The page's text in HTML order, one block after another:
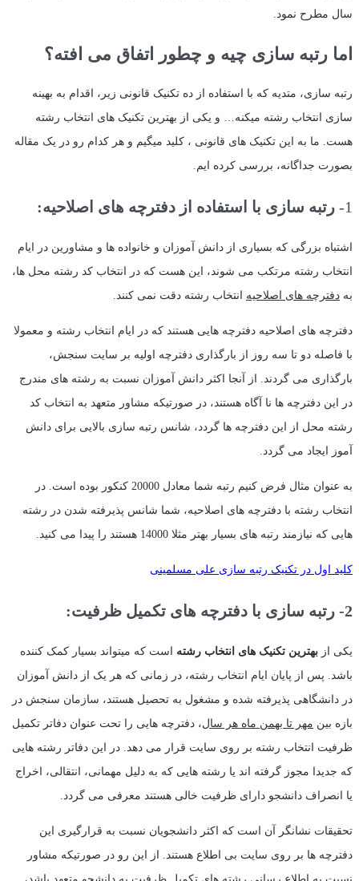
سال مطرح نمود.
اما رتبه سازی چیه و چطور اتفاق می افته؟
رتبه سازی، متدیه که با استفاده از ده تکنیک قانونی زیر، اقدام به بهینه
سازی انتخاب رشته میکنه… و یکی از بهترین تکنیک های انتخاب رشته
هست. ما به این تکنیک های قانونی ، کلید میگیم و هر کدام رو در یک مقاله
بصورت جداگانه، بررسی کرده ایم.
1- رتبه سازی با استفاده از دفترچه های اصلاحیه:
اشتباه بزرگی که بسیاری از دانش آموزان و خانواده ها و مشاورین در ایام
انتخاب رشته مرتکب می شوند، این هست که در انتخاب کد رشته محل ها،
به دفترچه های اصلاحیه انتخاب رشته دقت نمی کنند.
دفترچه های اصلاحیه دفترچه هایی هستند که در ایام انتخاب رشته و معمولا
با فاصله دو تا سه روز از بارگذاری دفترچه اولیه بر سایت سنجش،
بارگذاری می گردند. از آنجا اکثر دانش آموزان نسبت به رشته های مندرج
در این دفترچه ها نا آگاه هستند، در صورتیکه مشاور متعهد به انتخاب کد
رشته محل از این دفترچه ها گردد، شانس رتبه سازی بالایی برای دانش
آموز ایجاد می گردد.
به عنوان مثال فرض کنیم رتبه شما معادل 20000 کنکور بوده است. در
انتخاب رشته با دفترچه های اصلاحیه، شما شانس پذیرفته شدن در رشته
هایی که نیازمند رتبه های بسیار بهتر مثلا 14000 هستند را پیدا می کنید.
کلید اول در تکنیک رتبه سازی علی مسلمینی
2- رتبه سازی با دفترچه های تکمیل ظرفیت:
یکی از بهترین تکنیک های انتخاب رشته است که میتواند بسیار کمک کننده
باشد. پس از پایان ایام انتخاب رشته، در زمانی که هر یک از دانش آموزان
در دانشگاهی پذیرفته شده و مشغول به تحصیل هستند، سازمان سنجش در
بازه بین مهر تا بهمن ماه هر سال، دفترچه هایی را تحت عنوان دفاتر تکمیل
ظرفیت انتخاب رشته بر روی سایت قرار می دهد. در این دفاتر رشته هایی
که جدیدا مجوز گرفته اند یا رشته هایی که به دلیل مهمانی، انتقالی، اخراج
یا انصراف دانشجو دارای ظرفیت خالی هستند معرفی می گردد.
تحقیقات نشانگر آن است که اکثر دانشجویان نسبت به قرارگیری این
دفترچه ها بر روی سایت بی اطلاع هستند. از این رو در صورتیکه مشاور